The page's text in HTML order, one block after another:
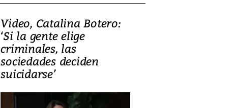
Video, Catalina Botero:
‘Si la gente elige
criminales, las
sociedades deciden
suicidarse’